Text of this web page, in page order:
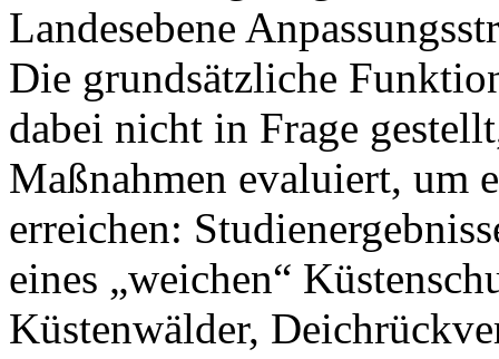
Landesebene
Die grundsätzliche
dabei nicht in Frage
Maßnahmen evaluiert, um
erreichen:
eines „weichen“
Küstenwälder,